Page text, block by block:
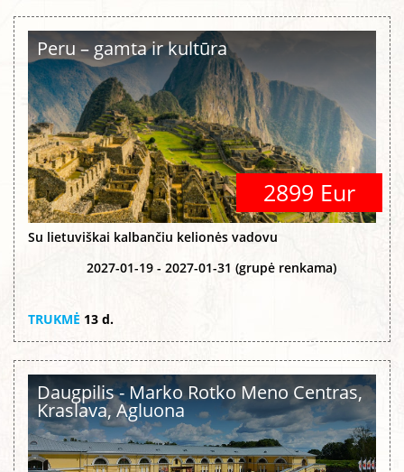
Peru – gamta ir kultūra
2899 Eur
Su lietuviškai kalbančiu kelionės vadovu
2027-01-19 - 2027-01-31 (grupė renkama)
TRUKMĖ 13 d.
Daugpilis - Marko Rotko Meno Centras,
Kraslava, Agluona